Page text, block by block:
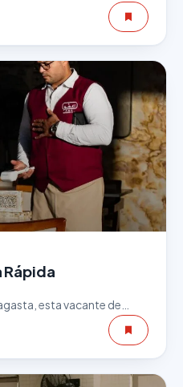
ser una excelente
es uno de…
Rápida
esta vacante de
ser una excelente
es uno de los…